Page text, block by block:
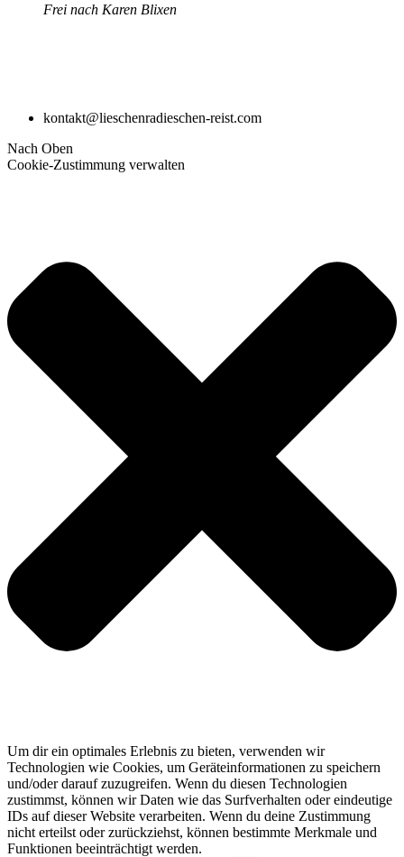
Frei nach Karen Blixen
kontakt@lieschenradieschen-reist.com
Nach Oben
Cookie-Zustimmung verwalten
Um dir ein optimales Erlebnis zu bieten, verwenden wir
Technologien wie Cookies, um Geräteinformationen zu speichern
und/oder darauf zuzugreifen. Wenn du diesen Technologien
zustimmst, können wir Daten wie das Surfverhalten oder eindeutige
IDs auf dieser Website verarbeiten. Wenn du deine Zustimmung
nicht erteilst oder zurückziehst, können bestimmte Merkmale und
Funktionen beeinträchtigt werden.